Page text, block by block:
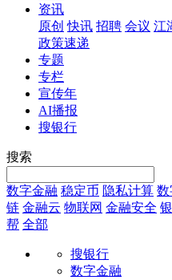
资讯
原创 快讯 招聘 会议 江
政策速递
专题
专栏
宣传年
AI播报
搜银行
搜索
数字金融 稳定币 隐私计算 数
链 金融云 物联网 金融安全
帮 全部
搜银行
数字金融